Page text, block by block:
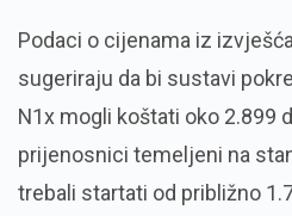
Podaci o cijenama iz
sugeriraju da bi sustavi
N1x mogli koštati oko 2.899
prijenosnici temeljeni na
trebali startati od približno